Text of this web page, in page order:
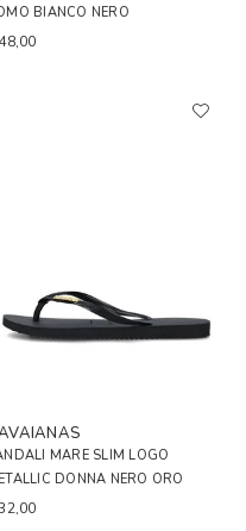
BIANCO NERO
MARE SLIM LOGO
DONNA NERO ORO